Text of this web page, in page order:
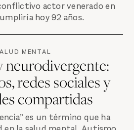
actor venerado en
hoy 92 años.
MENTAL
neurodivergente:
redes sociales y
compartidas
es un término que ha